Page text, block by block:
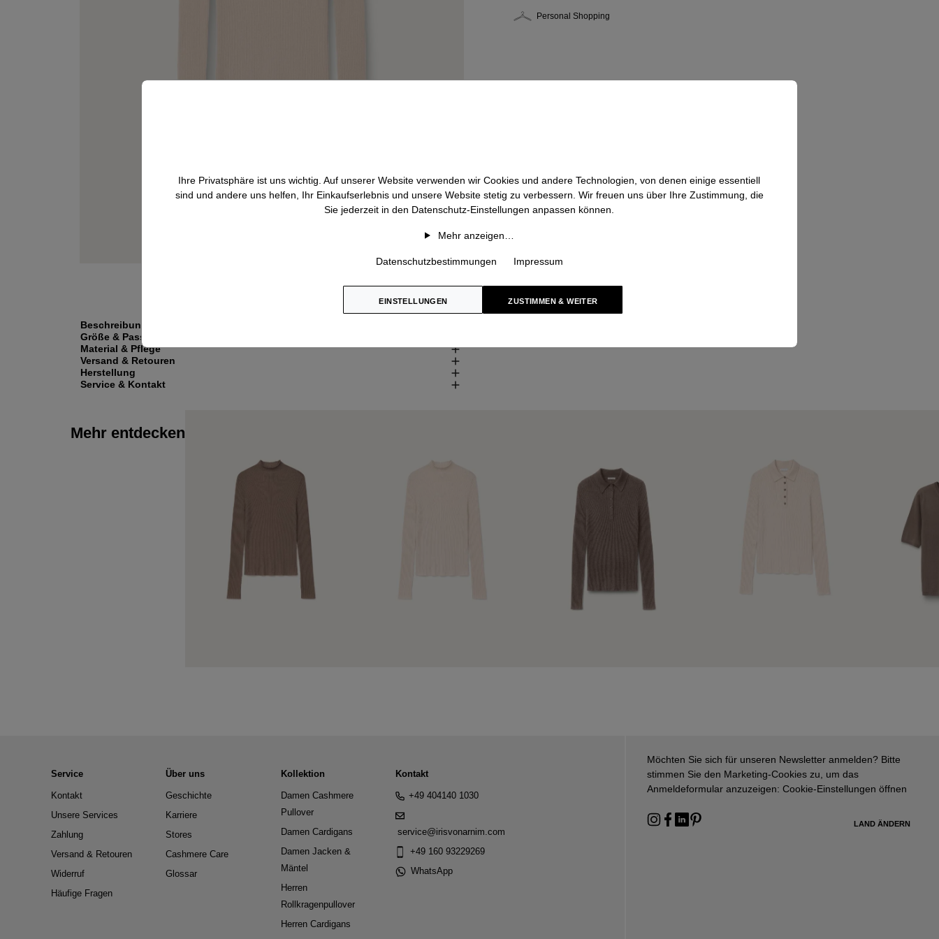
Personal Shopping
Beschreibung
Größe & Passform
Material & Pflege
Versand & Retouren
Herstellung
Service & Kontakt
Mehr entdecken
Service
Kontakt
Unsere Services
Zahlung
Versand & Retouren
Widerruf
Häufige Fragen
Über uns
Geschichte
Karriere
Stores
Cashmere Care
Glossar
Kollektion
Damen Cashmere
Pullover
Damen Cardigans
Damen Jacken &
Mäntel
Herren
Rollkragenpullover
Herren Cardigans
Kontakt
+49 404140 1030
service@irisvonarnim.com
+49 160 93229269
WhatsApp
Möchten Sie sich für unseren Newsletter anmelden? Bitte
stimmen Sie den Marketing-Cookies zu, um das
Anmeldeformular anzuzeigen: Cookie-Einstellungen öffnen
LAND ÄNDERN
Ihre Privatsphäre ist uns wichtig. Auf unserer Website verwenden wir Cookies und andere Technologien, von denen einige essentiell
sind und andere uns helfen, Ihr Einkaufserlebnis und unsere Website stetig zu verbessern. Wir freuen uns über Ihre Zustimmung, die
Sie jederzeit in den Datenschutz-Einstellungen anpassen können.
Mehr anzeigen…
Datenschutzbestimmungen Impressum
EINSTELLUNGEN ZUSTIMMEN & WEITER